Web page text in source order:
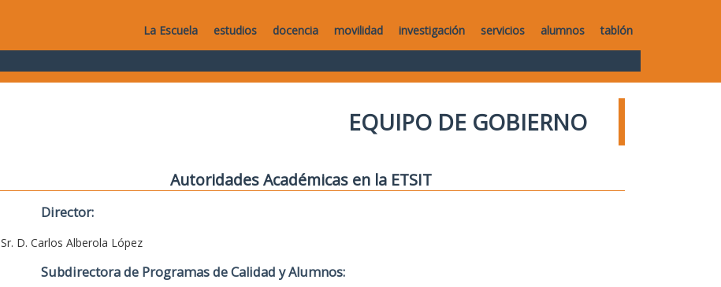
La Escuela estudios docencia movilidad investigación servicios alumnos tablón
EQUIPO DE GOBIERNO
Autoridades Académicas en la ETSIT
Director:
Sr. D. Carlos Alberola López
Subdirectora de Programas de Calidad y Alumnos: